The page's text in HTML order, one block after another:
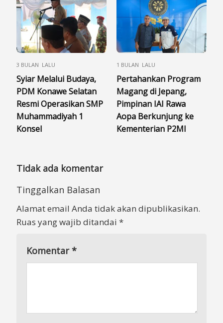
3 BULAN LALU
Syiar Melalui Budaya,
PDM Konawe Selatan
Resmi Operasikan SMP
Muhammadiyah 1
Konsel
1 BULAN LALU
Pertahankan Program
Magang di Jepang,
Pimpinan IAI Rawa
Aopa Berkunjung ke
Kementerian P2MI
Tidak ada komentar
Tinggalkan Balasan
Alamat email Anda tidak akan dipublikasikan.
Ruas yang wajib ditandai *
Komentar*